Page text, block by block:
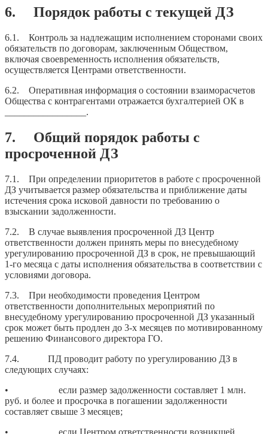
6. Порядок работы с текущей ДЗ
6.1. Контроль за надлежащим исполнением сторонами своих
обязательств по договорам, заключенным Обществом,
включая своевременность исполнения обязательств,
осуществляется Центрами ответственности.
6.2. Оперативная информация о состоянии взаиморасчетов
Общества с контрагентами отражается бухгалтерией ОК в
_________________.
7. Общий порядок работы с
просроченной ДЗ
7.1. При определении приоритетов в работе с просроченной
ДЗ учитывается размер обязательства и приближение даты
истечения срока исковой давности по требованию о
взыскании задолженности.
7.2. В случае выявления просроченной ДЗ Центр
ответственности должен принять меры по внесудебному
урегулированию просроченной ДЗ в срок, не превышающий
1-го месяца с даты исполнения обязательства в соответствии с
условиями договора.
7.3. При необходимости проведения Центром
ответственности дополнительных мероприятий по
внесудебному урегулированию просроченной ДЗ указанный
срок может быть продлен до 3-х месяцев по мотивированному
решению Финансового директора ГО.
7.4. ПД проводит работу по урегулированию ДЗ в
следующих случаях:
• если размер задолженности составляет 1 млн.
руб. и более и просрочка в погашении задолженности
составляет свыше 3 месяцев;
• если Центром ответственности возникшей